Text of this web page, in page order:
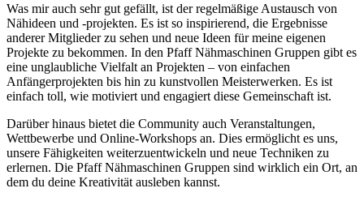
Was mir auch sehr gut gefällt, ist der regelmäßige Austausch von
Nähideen und -projekten. Es ist so inspirierend, die Ergebnisse
anderer Mitglieder zu sehen und neue Ideen für meine eigenen
Projekte zu bekommen. In den Pfaff Nähmaschinen Gruppen gibt es
eine unglaubliche Vielfalt an Projekten – von einfachen
Anfängerprojekten bis hin zu kunstvollen Meisterwerken. Es ist
einfach toll, wie motiviert und engagiert diese Gemeinschaft ist.
Darüber hinaus bietet die Community auch Veranstaltungen,
Wettbewerbe und Online-Workshops an. Dies ermöglicht es uns,
unsere Fähigkeiten weiterzuentwickeln und neue Techniken zu
erlernen. Die Pfaff Nähmaschinen Gruppen sind wirklich ein Ort, an
dem du deine Kreativität ausleben kannst.